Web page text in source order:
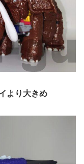
より大きめ